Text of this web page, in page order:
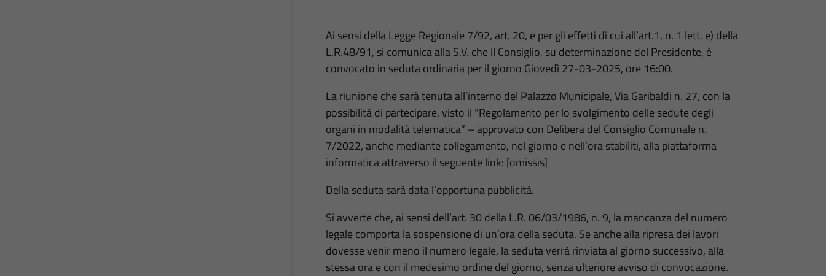
Ai sensi della Legge Regionale 7/92, art. 20, e per gli effetti di cui all’art.1, n. 1 lett. e) della
L.R.48/91, si comunica alla S.V. che il Consiglio, su determinazione del Presidente, è
convocato in seduta ordinaria per il giorno Giovedì 27-03-2025, ore 16:00.
La riunione che sarà tenuta all’interno del Palazzo Municipale, Via Garibaldi n. 27, con la
possibilità di partecipare, visto il “Regolamento per lo svolgimento delle sedute degli
organi in modalità telematica” – approvato con Delibera del Consiglio Comunale n.
7/2022, anche mediante collegamento, nel giorno e nell’ora stabiliti, alla piattaforma
informatica attraverso il seguente link: [omissis]
Della seduta sarà data l’opportuna pubblicità.
Si avverte che, ai sensi dell’art. 30 della L.R. 06/03/1986, n. 9, la mancanza del numero
legale comporta la sospensione di un’ora della seduta. Se anche alla ripresa dei lavori
dovesse venir meno il numero legale, la seduta verrà rinviata al giorno successivo, alla
stessa ora e con il medesimo ordine del giorno, senza ulteriore avviso di convocazione.